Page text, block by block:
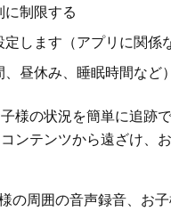
制限する
します（アプリに関係
昼休み、睡眠時間など）
様の状況を簡単に追跡
ンテンツから遠ざけ、
の周囲の音声録音、お